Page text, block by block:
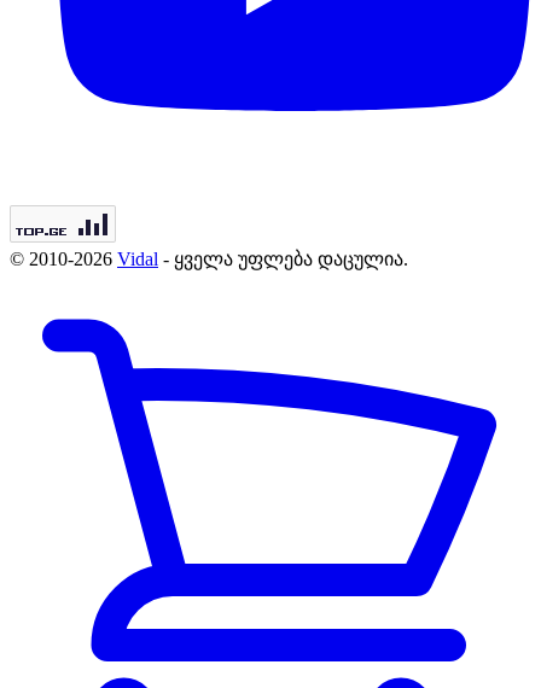
© 2010-2026 Vidal - ყველა უფლება დაცულია.